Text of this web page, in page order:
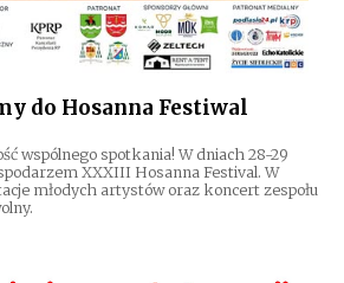
do Hosanna Festiwal
wspólnego spotkania! W dniach 28-29
XXXIII Hosanna Festival. W
młodych artystów oraz koncert zespołu